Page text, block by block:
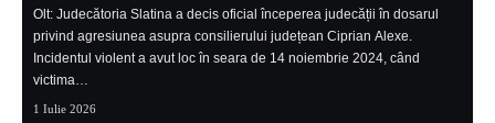
Olt: Judecătoria Slatina a decis oficial începerea judecății în dosarul
privind agresiunea asupra consilierului județean Ciprian Alexe.
Incidentul violent a avut loc în seara de 14 noiembrie 2024, când
victima…
1 Iulie 2026